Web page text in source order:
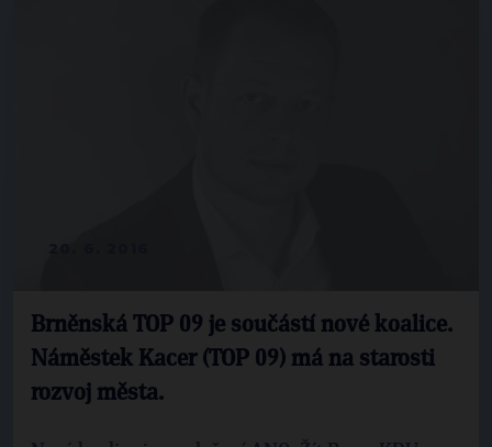
Brněnská TOP 09 je součástí nové koalice.
Náměstek Kacer (TOP 09) má na starosti
rozvoj města.